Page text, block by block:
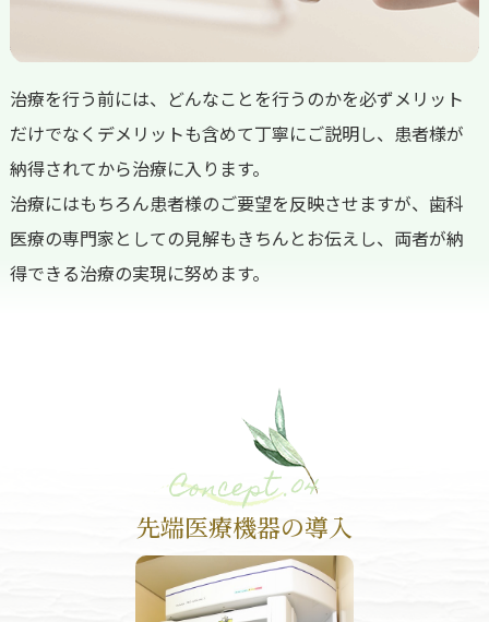
治療を行う前には、どんなことを行うのかを必ずメリット
だけでなくデメリットも含めて丁寧にご説明し、患者様が
納得されてから治療に入ります。
治療にはもちろん患者様のご要望を反映させますが、歯科
医療の専門家としての見解もきちんとお伝えし、両者が納
得できる治療の実現に努めます。
Concept .04
先端医療機器の導入